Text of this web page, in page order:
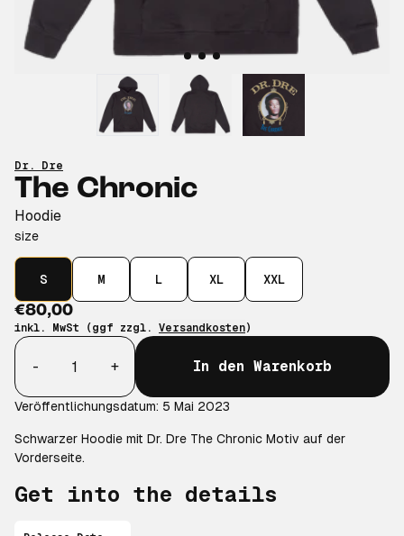
Dr. Dre
The Chronic
Hoodie
size
S M L XL XXL
€80,00
inkl. MwSt (ggf zzgl. Versandkosten)
Anzahl
-
+ In den Warenkorb
Veröffentlichungsdatum: 5 Mai 2023
Schwarzer Hoodie mit Dr. Dre The Chronic Motiv auf der
Vorderseite.
Get into the details